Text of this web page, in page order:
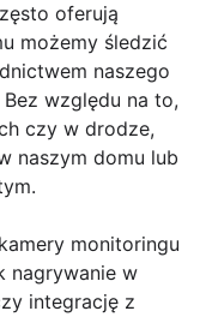
oferują
możemy śledzić
naszego
względu na to,
czy w drodze,
naszym domu lub
monitoringu
nagrywanie w
integrację z